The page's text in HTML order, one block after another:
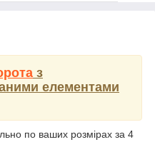
з
елементами
по ваших розмірах за 4